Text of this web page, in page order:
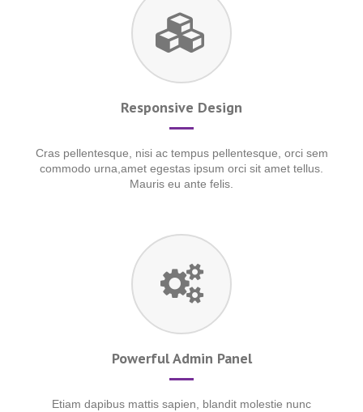
Responsive Design
Cras pellentesque, nisi ac tempus pellentesque, orci sem
commodo urna,amet egestas ipsum orci sit amet tellus.
Mauris eu ante felis.
Powerful Admin Panel
Etiam dapibus mattis sapien, blandit molestie nunc